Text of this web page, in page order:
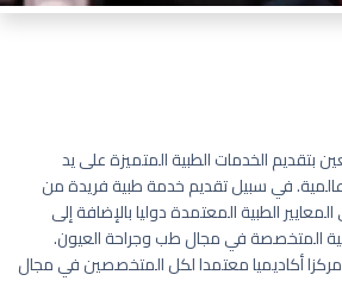
بتقديم الخدمات الطبية المتميزة على يد
في سبيل تقديم خدمة طبية فريدة من
الطبية المعتمدة دوليا بالإضافة إلى
المتخصصة في مجال طب وجراحة العيون.
أكاديميا معتمدا لكل المتخصصين في مجال